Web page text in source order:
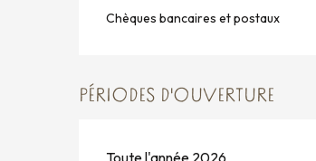
Chèques bancaires et postaux
PÉRIODES D'OUVERTURE